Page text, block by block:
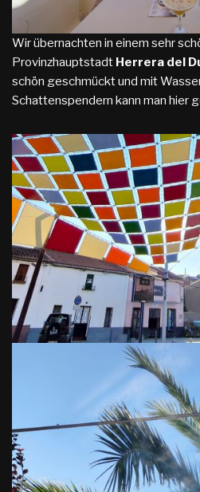
Wir übernachten in einem sehr
Provinzhauptstadt Herrera del
schön geschmückt und mit
Schattenspendern kann man hier